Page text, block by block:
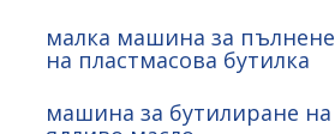
малка машина за пълнене
на пластмасова бутилка
машина за бутилиране на